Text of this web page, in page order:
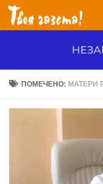
Перейти к
ПОМЕЧЕНО: МАТЕРИ